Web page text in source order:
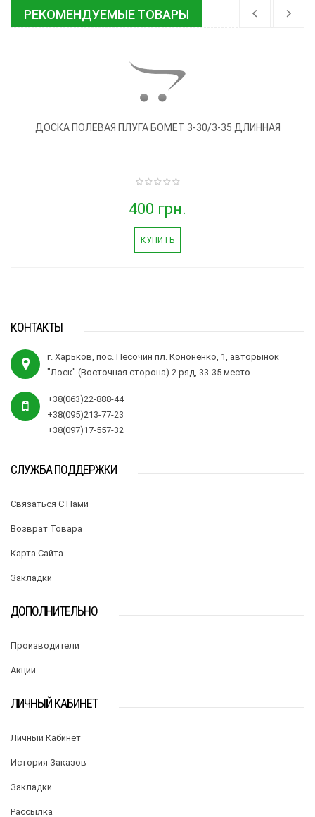
РЕКОМЕНДУЕМЫЕ ТОВАРЫ
ДОСКА ПОЛЕВАЯ ПЛУГА БОМЕТ 3-30/3-35 ДЛИННАЯ
400 грн.
КУПИТЬ
КОНТАКТЫ
г. Харьков, пос. Песочин пл. Кононенко, 1, авторынок
"Лоск" (Восточная сторона) 2 ряд, 33-35 место.
+38(063)22-888-44
+38(095)213-77-23
+38(097)17-557-32
СЛУЖБА ПОДДЕРЖКИ
Связаться С Нами
Возврат Товара
Карта Сайта
Закладки
ДОПОЛНИТЕЛЬНО
Производители
Акции
ЛИЧНЫЙ КАБИНЕТ
Личный Кабинет
История Заказов
Закладки
Рассылка